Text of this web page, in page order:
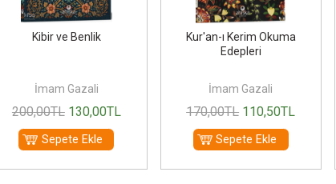
Kibir ve Benlik
İmam Gazali
200,00TL 130,00TL
Sepete Ekle
Kur'an-ı Kerim Okuma
Edepleri
İmam Gazali
170,00TL 110,50TL
Sepete Ekle